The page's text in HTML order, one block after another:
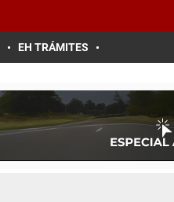
EH TRÁMITES